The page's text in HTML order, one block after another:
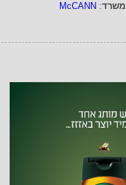
משרד:
McCANN